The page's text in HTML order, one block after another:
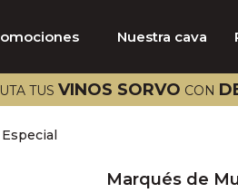
Nuestra cava
TUS VINOS SORVO CON
Marqués de
TÉRMINOS MÁS